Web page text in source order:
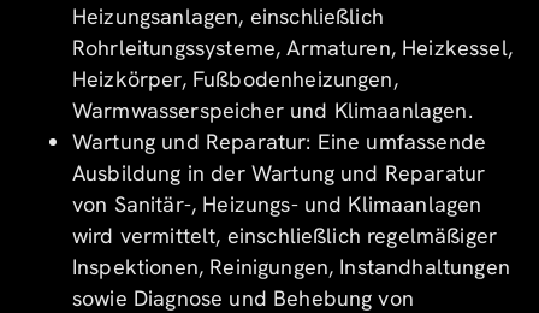
Heizungsanlagen, einschließlich
Rohrleitungssysteme, Armaturen, Heizkessel,
Heizkörper, Fußbodenheizungen,
Warmwasserspeicher und Klimaanlagen.
Wartung und Reparatur: Eine umfassende
Ausbildung in der Wartung und Reparatur
von Sanitär-, Heizungs- und Klimaanlagen
wird vermittelt, einschließlich regelmäßiger
Inspektionen, Reinigungen, Instandhaltungen
sowie Diagnose und Behebung von